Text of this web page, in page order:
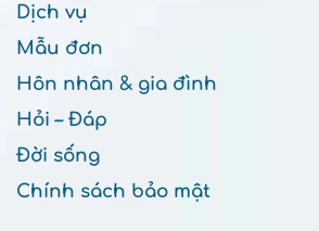
Dịch vụ
Mẫu đơn
Hôn nhân & gia đình
Hỏi – Đáp
Đời sống
Chính sách bảo mật